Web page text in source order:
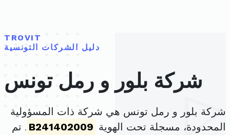
TROVIT
دليل الشركات التونسية
شركة بلور و رمل تونس
شركة بلور و رمل تونس هي شركة ذات المسؤولية
المحدودة، مسجلة تحت الهوية B241402009 . تم